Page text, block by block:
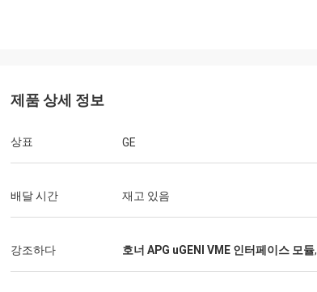
제품 상세 정보
상표 GE
배달 시간 재고 있음
강조하다 호너 APG uGENI VME 인터페이스 모듈,